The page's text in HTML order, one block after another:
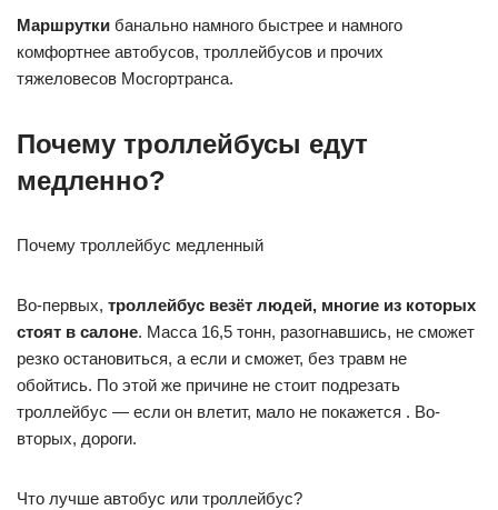
Маршрутки банально намного быстрее и намного
комфортнее автобусов, троллейбусов и прочих
тяжеловесов Мосгортранса.
Почему троллейбусы едут
медленно?
Почему троллейбус медленный
Во-первых, троллейбус везёт людей, многие из которых
стоят в салоне. Масса 16,5 тонн, разогнавшись, не сможет
резко остановиться, а если и сможет, без травм не
обойтись. По этой же причине не стоит подрезать
троллейбус — если он влетит, мало не покажется . Во-
вторых, дороги.
Что лучше автобус или троллейбус?